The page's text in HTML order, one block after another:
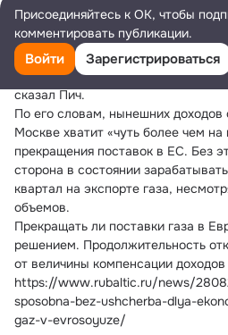
«До тех пор, пока цены на нефть и
остаются на текущих высоких
счета России будет достаточно,
даже при отключении от
сказал Пич.
По его словам, нынешних доходов
Москве хватит «чуть более чем на
прекращения поставок в ЕС. Без
сторона в состоянии
квартал на экспорте газа,
объемов.
Прекращать ли поставки газа в
решением. Продолжительность
от величины компенсации
https://www.rubaltic.ru/news/
sposobna-bez-ushcherba-dlya-
gaz-v-evrosoyuze/
Присоединяйтесь к ОК, чтобы
комментировать публикации.
Войти Зарегистрироваться